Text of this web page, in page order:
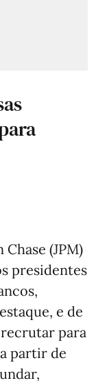
(JPM)
presidentes
e de
para
partir de